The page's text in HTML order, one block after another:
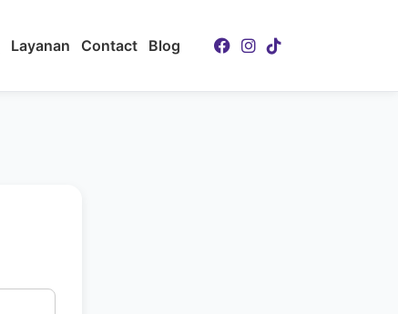
Layanan Contact Blog